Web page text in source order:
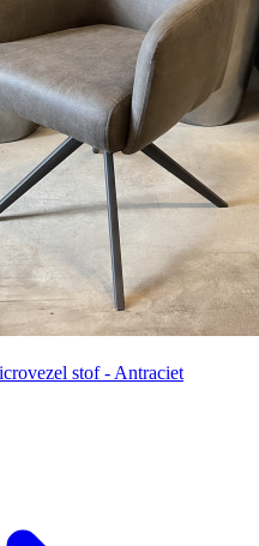
stof - Antraciet